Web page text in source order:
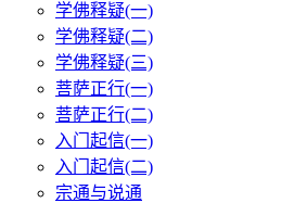
学佛释疑(一)
学佛释疑(二)
学佛释疑(三)
菩萨正行(一)
菩萨正行(二)
入门起信(一)
入门起信(二)
宗通与说通